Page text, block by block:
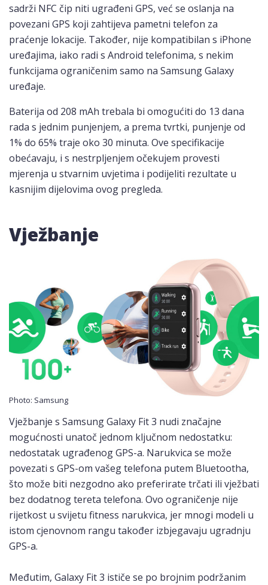
sadrži NFC čip niti ugrađeni GPS, već se oslanja na
povezani GPS koji zahtijeva pametni telefon za
praćenje lokacije. Također, nije kompatibilan s iPhone
uređajima, iako radi s Android telefonima, s nekim
funkcijama ograničenim samo na Samsung Galaxy
uređaje.
Baterija od 208 mAh trebala bi omogućiti do 13 dana
rada s jednim punjenjem, a prema tvrtki, punjenje od
1% do 65% traje oko 30 minuta. Ove specifikacije
obećavaju, i s nestrpljenjem očekujem provesti
mjerenja u stvarnim uvjetima i podijeliti rezultate u
kasnijim dijelovima ovog pregleda.
Vježbanje
Photo: Samsung
Vježbanje s Samsung Galaxy Fit 3 nudi značajne
mogućnosti unatoč jednom ključnom nedostatku:
nedostatak ugrađenog GPS-a. Narukvica se može
povezati s GPS-om vašeg telefona putem Bluetootha,
što može biti nezgodno ako preferirate trčati ili vježbati
bez dodatnog tereta telefona. Ovo ograničenje nije
rijetkost u svijetu fitness narukvica, jer mnogi modeli u
istom cjenovnom rangu također izbjegavaju ugradnju
GPS-a.
Međutim, Galaxy Fit 3 ističe se po brojnim podržanim